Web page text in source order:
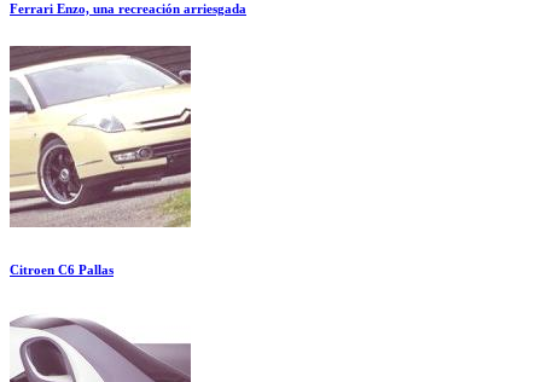
Ferrari Enzo, una recreación arriesgada
Citroen C6 Pallas